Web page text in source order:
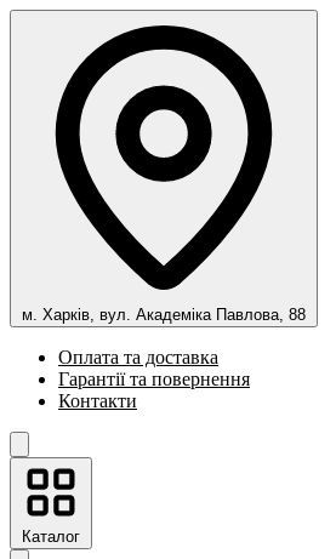
м. Харків, вул. Академіка Павлова, 88
Оплата та доставка
Гарантії та повернення
Контакти
Каталог